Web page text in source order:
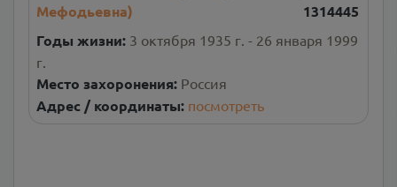
Мефодьевна)
1314445
Годы жизни: 3 октября 1935 г. - 26 января 1999
г.
Место захоронения: Россия
Адрес / координаты: посмотреть